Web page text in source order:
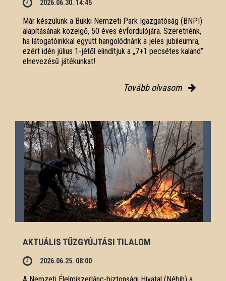
2026.06.30. 14:45
Már készülünk a Bükki Nemzeti Park Igazgatóság (BNPI)
alapításának közelgő, 50 éves évfordulójára. Szeretnénk,
ha látogatóinkkal együtt hangolódnánk a jeles jubileumra,
ezért idén július 1-jétől elindítjuk a „7+1 pecsétes kaland”
elnevezésű játékunkat!
Tovább olvasom
AKTUÁLIS TŰZGYÚJTÁSI TILALOM
2026.06.25. 08:00